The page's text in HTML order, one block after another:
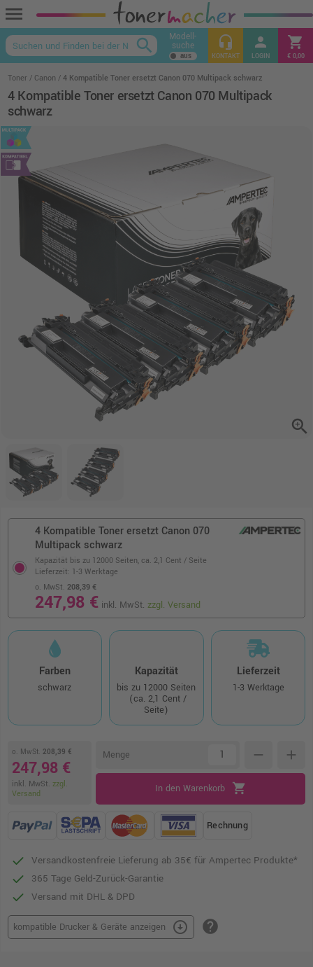
menu
keyboard_arrow_up
search Modell-
suche headset_mic
KONTAKT
person
LOGIN
shopping_cart
€ 0,00
Toner Canon 4 Kompatible Toner ersetzt Canon 070 Multipack schwarz
4 Kompatible Toner ersetzt Canon 070 Multipack
schwarz
zoom_in
4 Kompatible Toner ersetzt Canon 070
Multipack schwarz
Kapazität bis zu 12000 Seiten, ca. 2,1 Cent / Seite
o. MwSt. 208,39 €
247,98 € inkl. MwSt.zzgl. Versand
Lieferzeit: 1-3 Werktage
Farben
schwarz
Kapazität
bis zu 12000 Seiten
(ca. 2,1 Cent /
Seite)
Lieferzeit
1-3 Werktage
o. MwSt. 208,39 €
247,98 €
inkl. MwSt. zzgl.
Versand
Menge remove add
In den Warenkorb shopping_cart
Rechnung
Versandkostenfreie Lieferung ab 35€ für Ampertec Produkte*
365 Tage Geld-Zurück-Garantie
Versand mit DHL & DPD
kompatible Drucker & Geräte anzeigen arrow_circle_down help